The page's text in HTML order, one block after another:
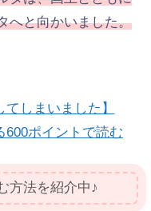
へと向かいました。
しまいました】
600ポイントで読む
方法を紹介中♪